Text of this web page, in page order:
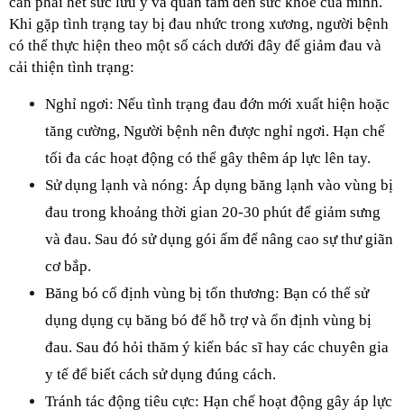
Khi gặp tình trạng tay bị đau nhức trong xương, người bệnh
có thể thực hiện theo một số cách dưới đây để giảm đau và
cải thiện tình trạng:
Nghỉ ngơi: Nếu tình trạng đau đớn mới xuất hiện hoặc
tăng cường, Người bệnh nên được nghỉ ngơi. Hạn chế
tối đa các hoạt động có thể gây thêm áp lực lên tay.
Sử dụng lạnh và nóng: Áp dụng băng lạnh vào vùng bị
đau trong khoảng thời gian 20-30 phút để giảm sưng
và đau. Sau đó sử dụng gói ấm để nâng cao sự thư giãn
cơ bắp.
Băng bó cố định vùng bị tổn thương: Bạn có thể sử
dụng dụng cụ băng bó để hỗ trợ và ổn định vùng bị
đau. Sau đó hỏi thăm ý kiến bác sĩ hay các chuyên gia
y tế để biết cách sử dụng đúng cách.
Tránh tác động tiêu cực: Hạn chế hoạt động gây áp lực